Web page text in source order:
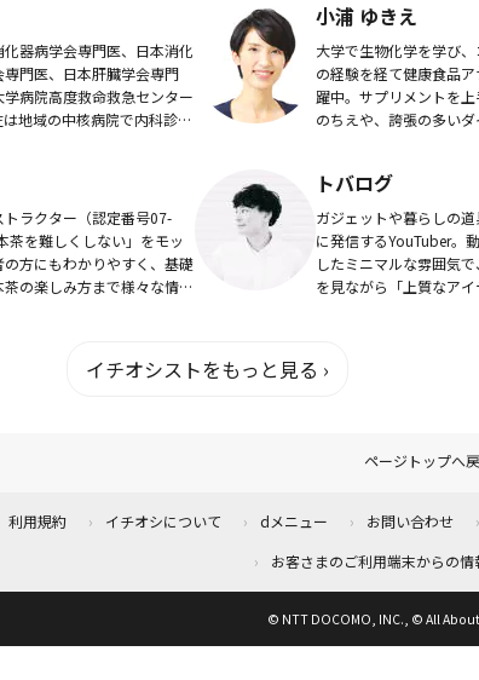
器病学会専門医、日本消化
専門医、日本肝臓学会専門
病院高度救命救急センター
地域の中核病院で内科診療
...
小浦 ゆきえ
大学で生物化学を学び
の経験を経て健康食品
躍中。サプリメントを
のちえや、誇張の多い
定評がある。
トラクター（認定番号07-
茶を難しくしない」をモッ
の方にもわかりやすく、基礎
の楽しみ方まで様々な情報
トバログ
ガジェットや暮らしの
に発信するYouTuber。
したミニマルな雰囲気
を見ながら「上質なア
イチオシストをもっと見る ›
ページトップへ
利用規約 イチオシについて dメニュー お問い合わせ
お客さまのご利用端末からの
© NTT DOCOMO, INC., © All